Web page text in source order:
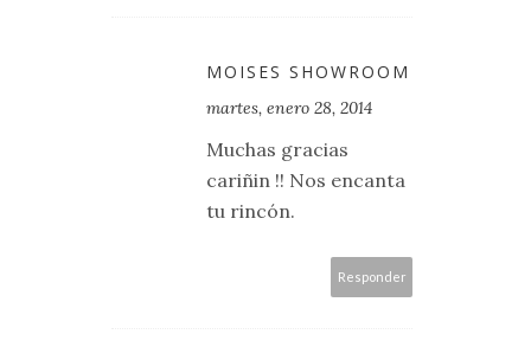
MOISES SHOWROOM
martes, enero 28, 2014
Muchas gracias
cariñin !! Nos encanta
tu rincón.
Responder